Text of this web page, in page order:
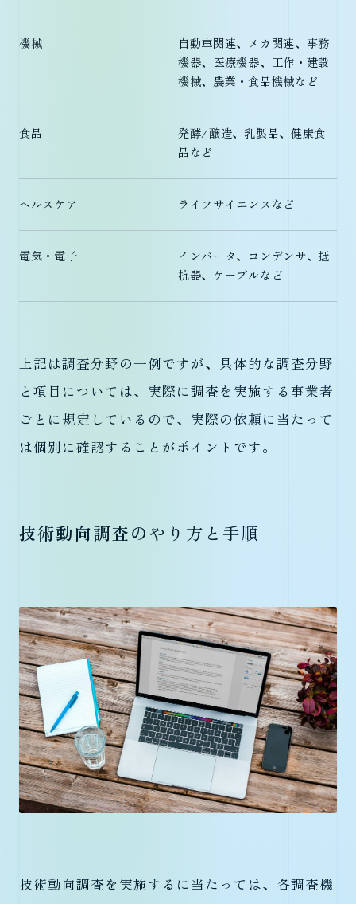
機械
自動車関連、メカ関連、事務
機器、医療機器、工作・建設
機械、農業・食品機械など
食品
発酵/醸造、乳製品、健康食
品など
ヘルスケア ライフサイエンスなど
電気・電子
インバータ、コンデンサ、抵
抗器、ケーブルなど
上記は調査分野の一例ですが、具体的な調査分野
と項目については、実際に調査を実施する事業者
ごとに規定しているので、実際の依頼に当たって
は個別に確認することがポイントです。
技術動向調査の やり方と手順
技術動向調査を実施するに当たっては、各調査機